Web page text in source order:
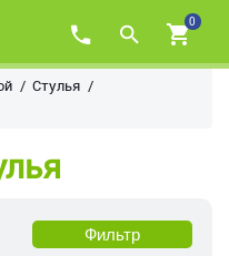
0
Стулья
Фильтр